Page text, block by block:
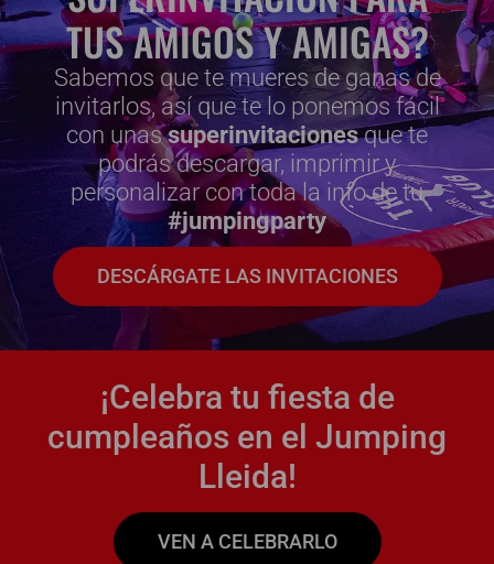
TUS AMIGOS Y AMIGAS?
Sabemos que te mueres de ganas de
invitarlos, así que te lo ponemos fácil
con unassuperinvitacionesque te
podrás descargar, imprimir y
personalizar con toda la info de tu
#jumpingparty
DESCÁRGATE LAS INVITACIONES
¡Celebra tu fiesta de
cumpleaños en el Jumping
Lleida!
VEN A CELEBRARLO